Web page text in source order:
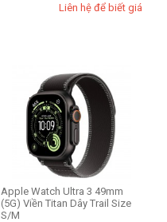
Liên hệ để biết giá
Apple Watch Ultra 3 49mm
(5G) Viền Titan Dây Trail Size
S/M